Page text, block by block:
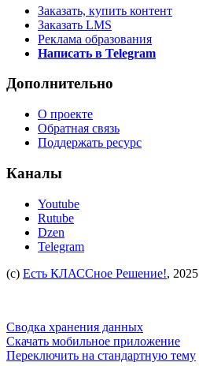
Заказать, купить контент
Заказать LMS
Реклама образования
Написать в Telegram
Дополнительно
О проекте
Обратная связь
Поддержать ресурс
Каналы
Youtube
Rutube
Dzen
Telegram
(c) Есть КЛАССное Решение!, 2025
Сводка хранения данных
Скачать мобильное приложение
Переключить на стандартную тему